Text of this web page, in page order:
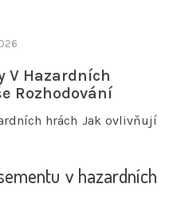
V Hazardních
Rozhodování
hrách Jak ovlivňují
v hazardních